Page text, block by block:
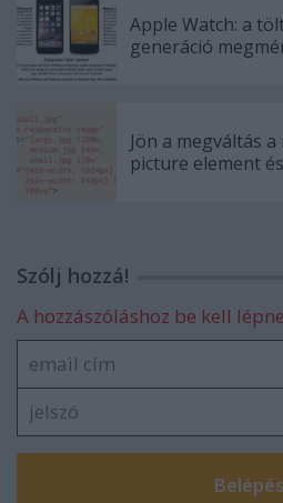
Apple Watch: a
generáció
Jön a megváltás
picture element
Szólj hozzá!
A hozzászóláshoz be kell